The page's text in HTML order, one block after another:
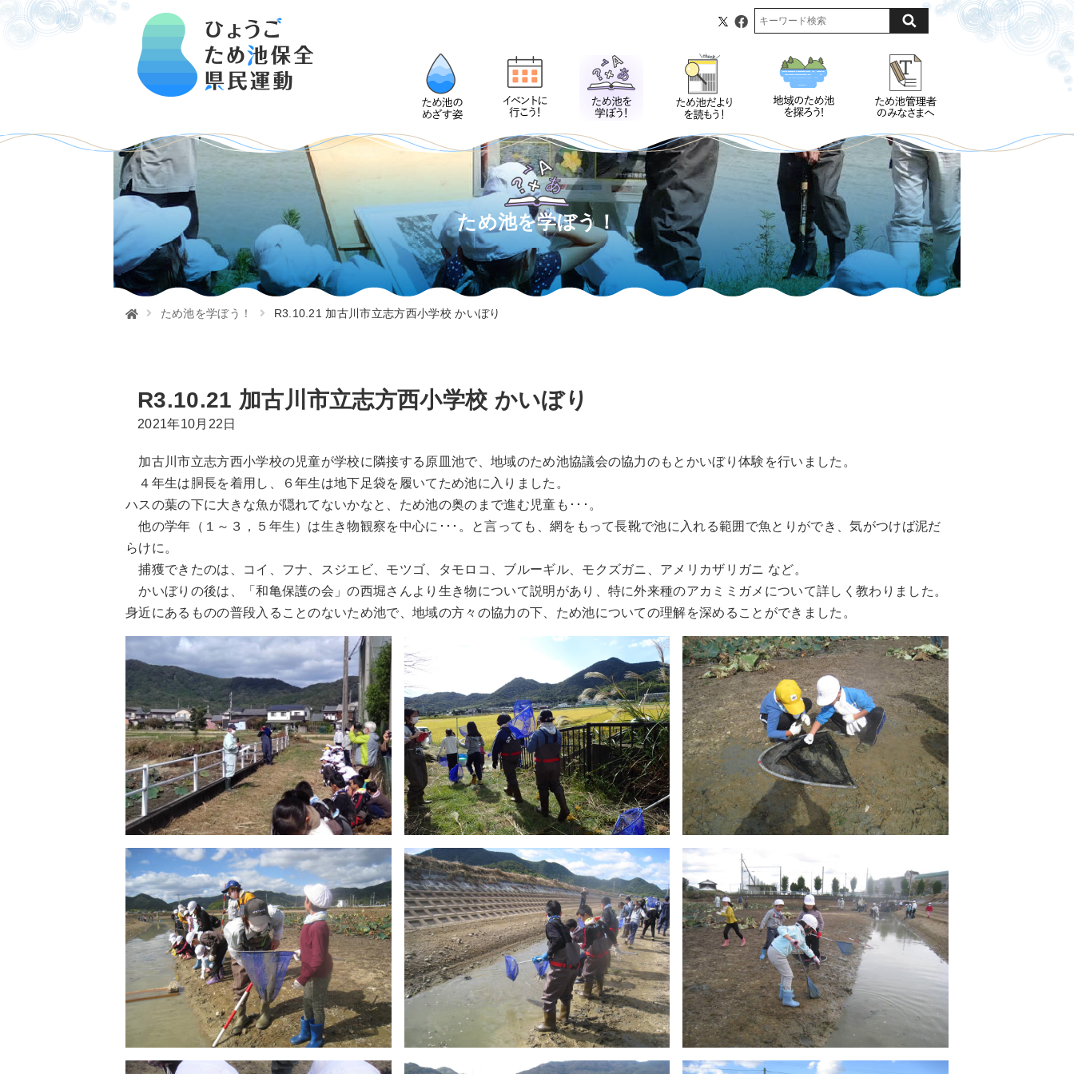
ため池を学ぼう！
ため池を学ぼう！ R3.10.21 加古川市立志方西小学校 かいぼり
R3.10.21 加古川市立志方西小学校 かいぼり
2021年10月22日
加古川市立志方西小学校の児童が学校に隣接する原皿池で、地域のため池協議会の協力のもとかいぼり体験を行いました。
４年生は胴長を着用し、６年生は地下足袋を履いてため池に入りました。
ハスの葉の下に大きな魚が隠れてないかなと、ため池の奥のまで進む児童も･･･。
他の学年（１～３，５年生）は生き物観察を中心に･･･。と言っても、網をもって長靴で池に入れる範囲で魚とりができ、気がつけば泥だ
らけに。
捕獲できたのは、コイ、フナ、スジエビ、モツゴ、タモロコ、ブルーギル、モクズガニ、アメリカザリガニ など。
かいぼりの後は、「和亀保護の会」の西堀さんより生き物について説明があり、特に外来種のアカミミガメについて詳しく教わりました。
身近にあるものの普段入ることのないため池で、地域の方々の協力の下、ため池についての理解を深めることができました。